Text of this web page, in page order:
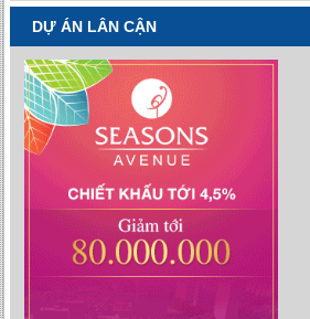
DỰ ÁN LÂN CẬN